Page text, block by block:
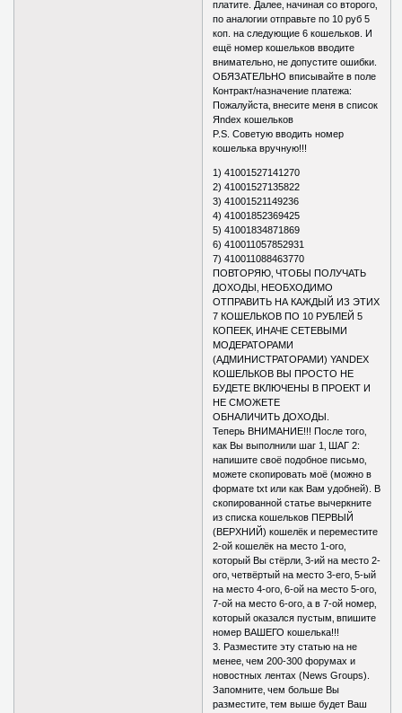
платите. Далее‚ начиная со второго‚
по аналогии отправьте по 10 руб 5
коп. на следующие 6 кошельков. И
ещё номер кошельков вводите
внимательно‚ не допустите ошибки.
ОБЯЗАТЕЛЬНО вписывайте в поле
Контракт/назначение платежа:
Пожалуйста‚ внесите меня в список
Яndex кошельков
P.S. Советую вводить номер
кошелька вручную!!!
1) 41001527141270
2) 41001527135822
3) 41001521149236
4) 41001852369425
5) 41001834871869
6) 410011057852931
7) 410011088463770
ПОВТОРЯЮ‚ ЧТОБЫ ПОЛУЧАТЬ
ДОХОДЫ‚ НЕОБХОДИМО
ОТПРАВИТЬ НА КАЖДЫЙ ИЗ ЭТИХ
7 КОШЕЛЬКОВ ПО 10 РУБЛЕЙ 5
КОПЕЕК‚ ИНАЧЕ СЕТЕВЫМИ
МОДЕРАТОРАМИ
(АДМИНИСТРАТОРАМИ) YANDEX
КОШЕЛЬКОВ ВЫ ПРОСТО НЕ
БУДЕТЕ ВКЛЮЧЕНЫ В ПРОЕКТ И
НЕ СМОЖЕТЕ
ОБНАЛИЧИТЬ ДОХОДЫ.
Теперь ВНИМАНИЕ!!! После того‚
как Вы выполнили шаг 1‚ ШАГ 2:
напишите своё подобное письмо‚
можете скопировать моё (можно в
формате txt или как Вам удобней). В
скопированной статье вычеркните
из списка кошельков ПЕРВЫЙ
(ВЕРХНИЙ) кошелёк и переместите
2-ой кошелёк на место 1-ого‚
который Вы стёрли‚ 3-ий на место 2-
ого‚ четвёртый на место 3-его‚ 5-ый
на место 4-ого‚ 6-ой на место 5-ого‚
7-ой на место 6-ого‚ а в 7-ой номер‚
который оказался пустым‚ впишите
номер ВАШЕГО кошелька!!!
3. Разместите эту статью на не
менее‚ чем 200-300 форумах и
новостных лентах (News Groups).
Запомните‚ чем больше Вы
разместите‚ тем выше будет Ваш